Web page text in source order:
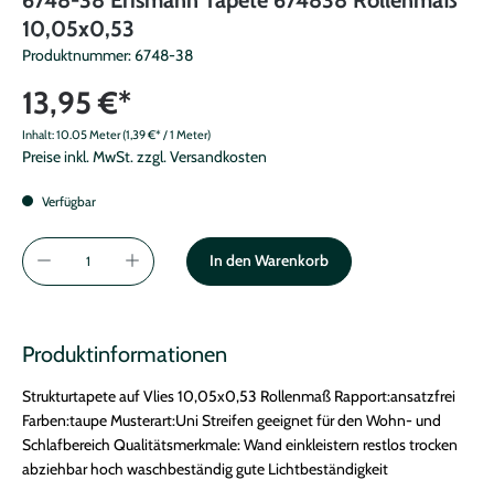
10,05x0,53
Produktnummer:6748-38
13,95 €*
Inhalt:10.05 Meter(1,39 €* / 1 Meter)
Preise inkl. MwSt. zzgl. Versandkosten
Verfügbar
In den Warenkorb
Produktinformationen
Strukturtapete auf Vlies 10,05x0,53 Rollenmaß Rapport:ansatzfrei
Farben:taupe Musterart:Uni Streifen geeignet für den Wohn- und
Schlafbereich Qualitätsmerkmale: Wand einkleistern restlos trocken
abziehbar hoch waschbeständig gute Lichtbeständigkeit